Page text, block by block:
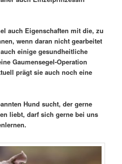
auch Eigenschaften mit die, zu
wenn daran nicht gearbeitet
einige gesundheitliche
Gaumensegel-Operation
prägt sie auch noch eine
Hund sucht, der gerne
liebt, darf sich gerne bei uns